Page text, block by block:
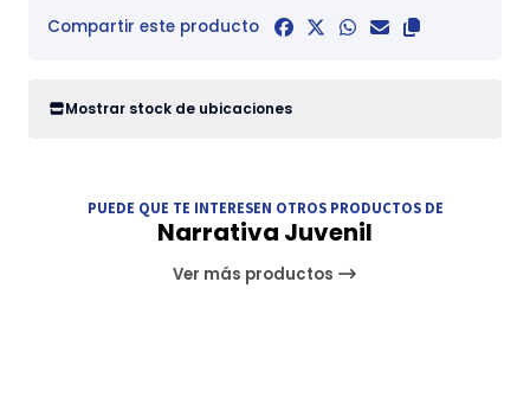
Compartir este producto
Mostrar stock de ubicaciones
PUEDE QUE TE INTERESEN OTROS PRODUCTOS DE
Narrativa Juvenil
Ver más productos